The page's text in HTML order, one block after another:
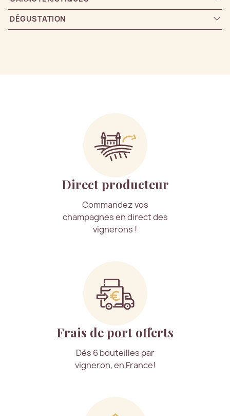
DÉGUSTATION
Direct producteur
Commandez vos
champagnes en direct des
vignerons !
Frais de port offerts
Dès 6 bouteilles par
vigneron, en France!